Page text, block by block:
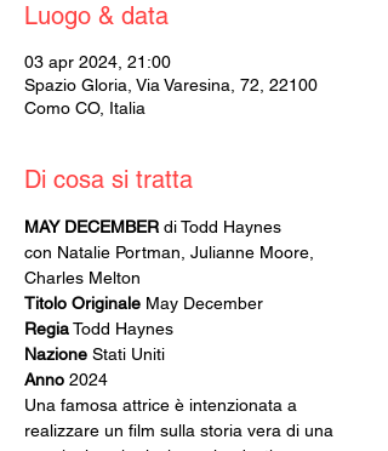
Luogo & data
03 apr 2024, 21:00
Spazio Gloria, Via Varesina, 72, 22100
Como CO, Italia
Di cosa si tratta
MAY DECEMBER di Todd Haynes
con Natalie Portman, Julianne Moore,
Charles Melton
Titolo Originale
Regia
Nazione
Anno 2024
Una famosa attrice è intenzionata a
realizzare un film sulla storia vera di una